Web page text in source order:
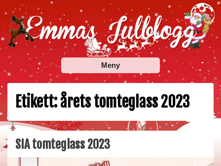
Skip
to
content
Emmas Julblogg
Julbloggar om julnyheter, julklappstips, julkalendrar,
adventskalendrar , julpyssel och julrecept!
Meny
Etikett:årets tomteglass 2023
SIA tomteglass 2023